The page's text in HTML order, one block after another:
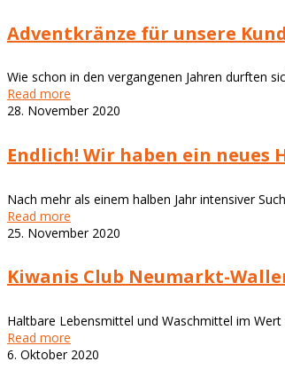
Adventkränze für unsere
Wie schon in den vergangenen Jahren durften
Read more
28. November 2020
Endlich! Wir haben ein
Nach mehr als einem halben Jahr intensiver
Read more
25. November 2020
Kiwanis Club Neumarkt-
Haltbare Lebensmittel und Waschmittel im
Read more
6. Oktober 2020